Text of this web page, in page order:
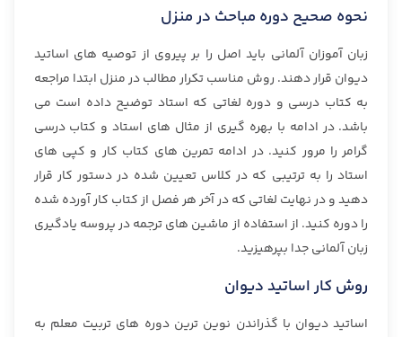
نحوه صحیح دوره مباحث در منزل
زبان آموزان آلمانی باید اصل را بر پیروی از توصیه های اساتید
دیوان قرار دهند. روش مناسب تکرار مطالب در منزل ابتدا مراجعه
به کتاب درسی و دوره لغاتی که استاد توضیح داده است می
باشد. در ادامه با بهره گیری از مثال های استاد و کتاب درسی
گرامر را مرور کنید. در ادامه تمرین های کتاب کار و کپی های
استاد را به ترتیبی که در کلاس تعیین شده در دستور کار قرار
دهید و در نهایت لغاتی که در آخر هر فصل از کتاب کار آورده شده
را دوره کنید. از استفاده از ماشین های ترجمه در پروسه یادگیری
زبان آلمانی جدا بپرهیزید.
روش کار اساتید دیوان
اساتید دیوان با گذراندن نوین ترین دوره های تربیت معلم به